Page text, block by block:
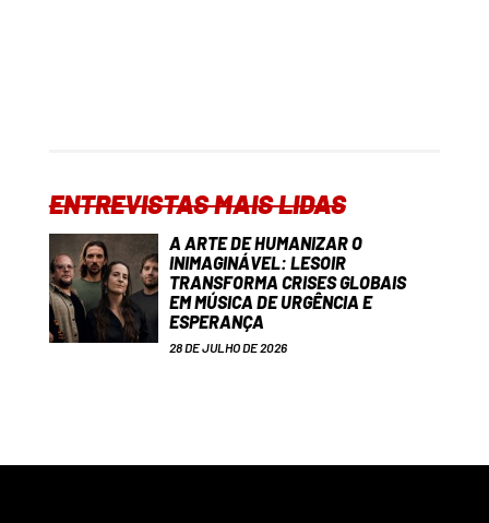
ENTREVISTAS MAIS LIDAS
A ARTE DE HUMANIZAR O
INIMAGINÁVEL: LESOIR
TRANSFORMA CRISES GLOBAIS
EM MÚSICA DE URGÊNCIA E
ESPERANÇA
28 DE JULHO DE 2026